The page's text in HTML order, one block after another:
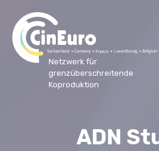
Netzwerk für
grenzüberschreitende
Koproduktion
ADN